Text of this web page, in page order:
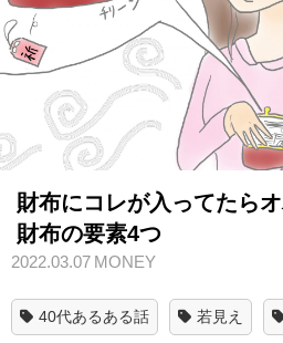
財布にコレが入ってたら
財布の要素4つ
2022.03.07 MONEY
40代あるある話 若見え